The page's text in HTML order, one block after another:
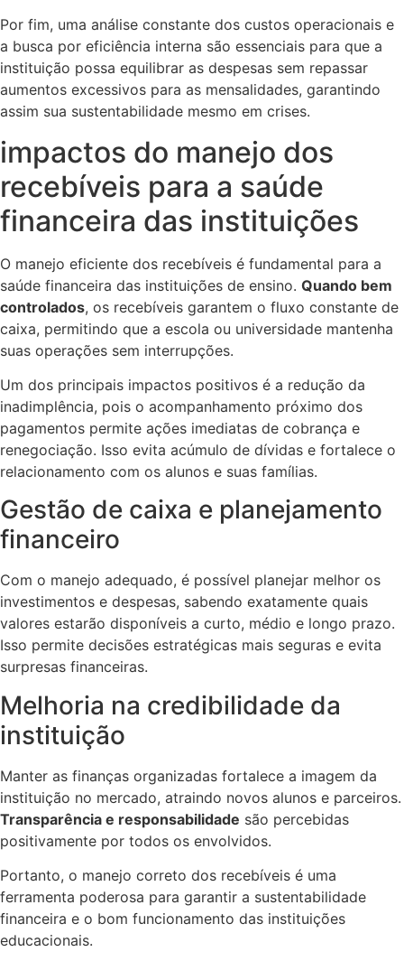
Por fim, uma análise constante dos custos operacionais e
a busca por eficiência interna são essenciais para que a
instituição possa equilibrar as despesas sem repassar
aumentos excessivos para as mensalidades, garantindo
assim sua sustentabilidade mesmo em crises.
impactos do manejo dos
recebíveis para a saúde
financeira das instituições
O manejo eficiente dos recebíveis é fundamental para a
saúde financeira das instituições de ensino. Quando bem
controlados, os recebíveis garantem o fluxo constante de
caixa, permitindo que a escola ou universidade mantenha
suas operações sem interrupções.
Um dos principais impactos positivos é a redução da
inadimplência, pois o acompanhamento próximo dos
pagamentos permite ações imediatas de cobrança e
renegociação. Isso evita acúmulo de dívidas e fortalece o
relacionamento com os alunos e suas famílias.
Gestão de caixa e planejamento
financeiro
Com o manejo adequado, é possível planejar melhor os
investimentos e despesas, sabendo exatamente quais
valores estarão disponíveis a curto, médio e longo prazo.
Isso permite decisões estratégicas mais seguras e evita
surpresas financeiras.
Melhoria na credibilidade da
instituição
Manter as finanças organizadas fortalece a imagem da
instituição no mercado, atraindo novos alunos e parceiros.
Transparência e responsabilidade são percebidas
positivamente por todos os envolvidos.
Portanto, o manejo correto dos recebíveis é uma
ferramenta poderosa para garantir a sustentabilidade
financeira e o bom funcionamento das instituições
educacionais.